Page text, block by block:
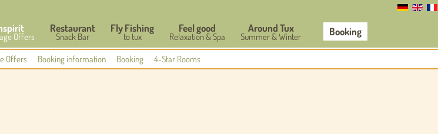
Offers
Restaurant
Snack Bar
Fly Fishing
to tux
Feel good
Relaxation & Spa
Around Tux
Summer & Winter Booking
Offers Booking information Booking 4-Star Rooms